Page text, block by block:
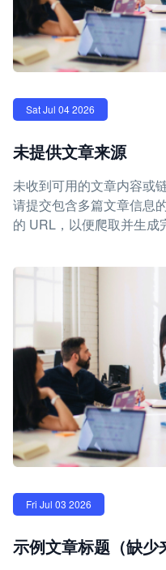
Sat Jul 04 2026
未提供文章来源
未收到可用的文章内容或
请提交包含多篇文章信息
的 URL，以便爬取并生成
Fri Jul 03 2026
示例文章标题（缺少